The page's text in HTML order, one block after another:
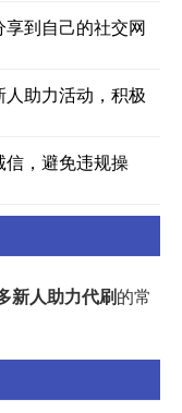
到自己的社交网
人助力活动，积极
信，避免违规操
新人助力代刷的常